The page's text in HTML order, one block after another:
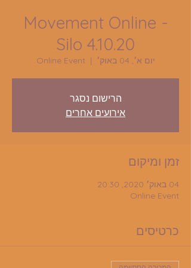
Movement Online -
Silo 4.10.20
יום א׳, 04 באוק׳
  |
Online Event
הרישום נסגר
אירועים אחרים
זמן ומיקום
04 באוק׳ 2020, 20:30
Online Event
כרטיסים